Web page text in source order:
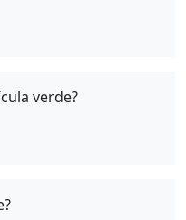
verde?